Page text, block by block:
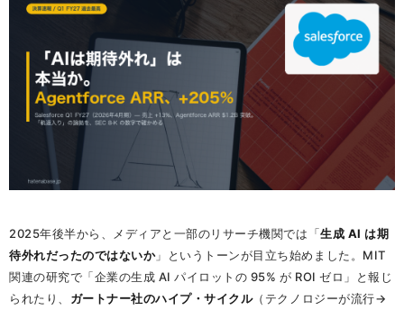
2025年後半から、メディアと一部のリサーチ機関では「生成 AI は期
待外れだったのではないか」というトーンが目立ち始めました。MIT
関連の研究で「企業の生成 AI パイロットの 95% が ROI ゼロ」と報じ
られたり、 ガートナー社のハイプ・サイクル（テクノロジーが流行→